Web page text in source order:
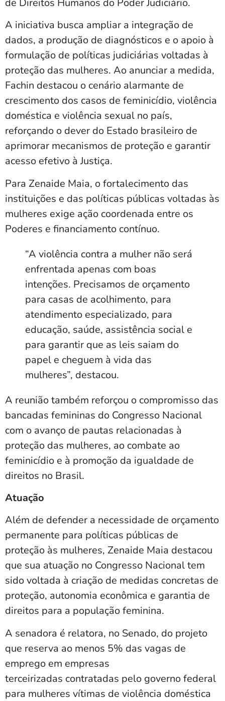
A iniciativa busca ampliar a integração de
dados, a produção de diagnósticos e o apoio à
formulação de políticas judiciárias voltadas à
proteção das mulheres. Ao anunciar a medida,
Fachin destacou o cenário alarmante de
crescimento dos casos de feminicídio, violência
doméstica e violência sexual no país,
reforçando o dever do Estado brasileiro de
aprimorar mecanismos de proteção e garantir
acesso efetivo à Justiça.
Para Zenaide Maia, o fortalecimento das
instituições e das políticas públicas voltadas às
mulheres exige ação coordenada entre os
Poderes e financiamento contínuo.
“A violência contra a mulher não será
enfrentada apenas com boas
intenções. Precisamos de orçamento
para casas de acolhimento, para
atendimento especializado, para
educação, saúde, assistência social e
para garantir que as leis saiam do
papel e cheguem à vida das
mulheres”, destacou.
A reunião também reforçou o compromisso das
bancadas femininas do Congresso Nacional
com o avanço de pautas relacionadas à
proteção das mulheres, ao combate ao
feminicídio e à promoção da igualdade de
direitos no Brasil.
Atuação
Além de defender a necessidade de orçamento
permanente para políticas públicas de
proteção às mulheres, Zenaide Maia destacou
que sua atuação no Congresso Nacional tem
sido voltada à criação de medidas concretas de
proteção, autonomia econômica e garantia de
direitos para a população feminina.
A senadora é relatora, no Senado, do projeto
que reserva ao menos 5% das vagas de
emprego em empresas
terceirizadas contratadas pelo governo federal
para mulheres vítimas de violência doméstica